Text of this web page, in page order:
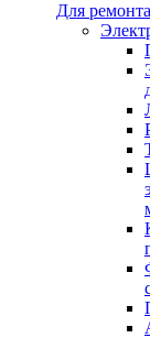
Для ремонта